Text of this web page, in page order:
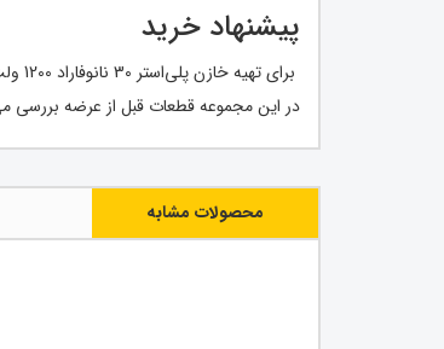
پیشنهاد خرید
برای تهیه خازن پلی‌استر 30 نانوفاراد 1200 ولت با کیفیت مناسب جهت تعمیر بردهای الکترونیکی و دستگاه‌های جوش، می‌توانید از
در این مجموعه قطعات قبل از عرضه بررسی
محصولات مشابه